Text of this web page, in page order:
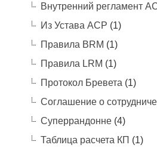
Внутренний регламент
Из Устава АСР (1)
Правила BRM (1)
Правила LRM (1)
Протокол Бревета (1)
Соглашение о
Суперрандонне(4)
Таблица расчета КП (1)